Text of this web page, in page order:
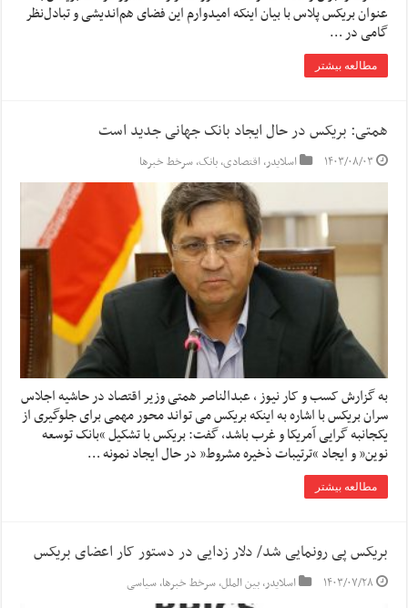
عنوان بریکس پلاس با بیان اینکه امیدوارم این فضای هم‌اندیشی و تبادل‌نظر
گامی در …
مطالعه بیشتر
همتی: بریکس در حال ایجاد بانک جهانی جدید است
۱۴۰۳/۰۸/۰۳ اسلایدر,اقتصادی,بانک,سرخط خبرها
به گزارش کسب و کار نیوز ، عبدالناصر همتی وزیر اقتصاد در حاشیه اجلاس
سران بریکس با اشاره به اینکه بریکس می تواند محور مهمی برای جلوگیری از
یکجانبه گرایی آمریکا و غرب باشد، گفت: بریکس با تشکیل “بانک توسعه
نوین” و ایجاد “ترتیبات ذخیره مشروط” در حال ایجاد نمونه …
مطالعه بیشتر
بریکس پی رونمایی شد/ دلار زدایی در دستور کار اعضای بریکس
۱۴۰۳/۰۷/۲۸ اسلایدر,بین الملل,سرخط خبرها,سیاسی